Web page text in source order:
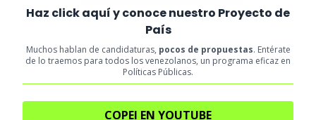
Haz click aquí y conoce nuestro Proyecto de
País
Muchos hablan de candidaturas, pocos de propuestas. Entérate
de lo traemos para todos los venezolanos, un programa eficaz en
Políticas Públicas.
COPEI EN YOUTUBE